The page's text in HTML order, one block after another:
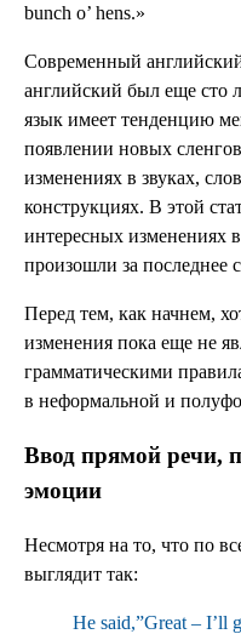
bunch o’ hens.»
Современный
английский был еще сто
язык имеет тенденцию
появлении новых
изменениях в звуках,
конструкциях. В этой
интересных изменениях
произошли за последнее
Перед тем, как начнем,
изменения пока еще не
грамматическими
в неформальной и
Ввод прямой речи,
эмоции
Несмотря на то, что по
выглядит так:
He said,”Great – I’ll